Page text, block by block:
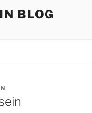
BLOG